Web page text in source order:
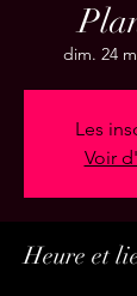
dim. 24
Les
Voir
Heure et